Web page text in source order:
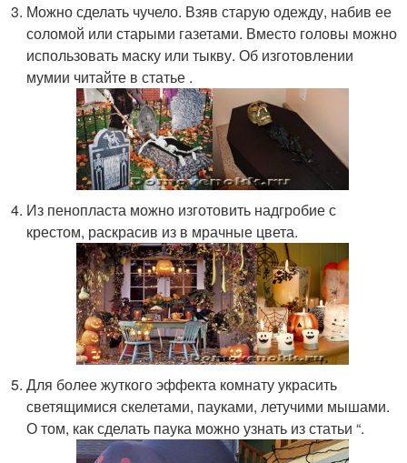
Можно сделать чучело. Взяв старую одежду, набив ее
соломой или старыми газетами. Вместо головы можно
использовать маску или тыкву. Об изготовлении
мумии читайте в статье .
Из пенопласта можно изготовить надгробие с
крестом, раскрасив из в мрачные цвета.
Для более жуткого эффекта комнату украсить
светящимися скелетами, пауками, летучими мышами.
О том, как сделать паука можно узнать из статьи “.